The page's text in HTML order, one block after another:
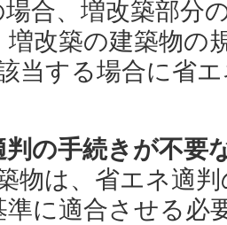
合、増改築部分
増改築の建築物の
当する場合に省
判の手続きが不要
物は、省エネ適
準に適合させる必